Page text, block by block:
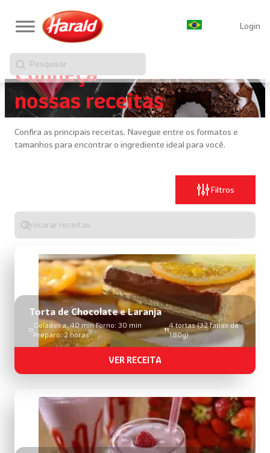
Login
Pesquisar
Conheça
nossas receitas
Confira as principais receitas. Navegue entre os formatos e
tamanhos para encontrar o ingrediente ideal para você.
Filtros
Digite
algo
para
realizar
de
receitasTorta de Chocolate e Laranja
Geladeira: 40 min Forno: 30 min
Preparo: 2 horas
4 tortas (32 fatias de
180g)
VER RECEITA